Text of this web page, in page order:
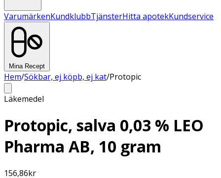
VarumärkenKundklubbTjänsterHitta apotekKundservice
Mina Recept
Hem/Sökbar, ej köpb, ej kat/Protopic
Läkemedel
Protopic, salva 0,03 % LEO
Pharma AB, 10 gram
156,86kr